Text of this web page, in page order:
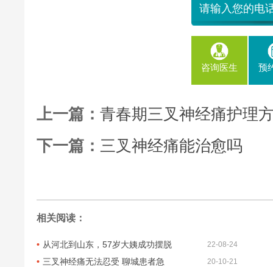
咨询医生 预
上一篇： 青春期三叉神经痛护理
下一篇： 三叉神经痛能治愈吗
相关阅读：
从河北到山东，57岁大姨成功摆脱 22-08-24
三叉神经痛无法忍受 聊城患者急 20-10-21